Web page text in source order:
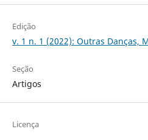
Edição
v. 1 n. 1 (2022): Outras Danças,
Seção
Artigos
Licença